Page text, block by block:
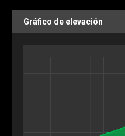
Gráfico de elevación